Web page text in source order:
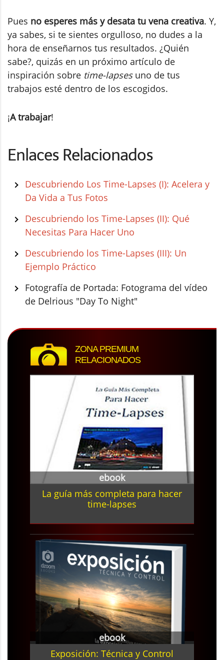
Pues no esperes más y desata tu vena creativa. Y,
ya sabes, si te sientes orgulloso, no dudes a la
hora de enseñarnos tus resultados. ¿Quién
sabe?, quizás en un próximo artículo de
inspiración sobre time-lapsesuno de tus
trabajos esté dentro de los escogidos.
¡A trabajar!
Enlaces Relacionados
Descubriendo Los Time-Lapses (I): Acelera y
Da Vida a Tus Fotos
Descubriendo los Time-Lapses (II): Qué
Necesitas Para Hacer Uno
Descubriendo los Time-Lapses (III): Un
Ejemplo Práctico
Fotografía de Portada: Fotograma del vídeo
de Delrious "Day To Night"
ZONA PREMIUM
RELACIONADOS
ebook
La guía más completa para hacer
time-lapses
ebook
Exposición: Técnica y Control